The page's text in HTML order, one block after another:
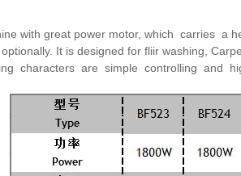
with great power motor, which carries a
It is designed for fliir washing,
characters are simple controlling and